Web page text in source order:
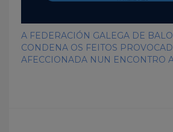
A FEDERACIÓN GALEGA DE
CONDENA OS FEITOS
AFECCIONADA NUN ENCONTRO